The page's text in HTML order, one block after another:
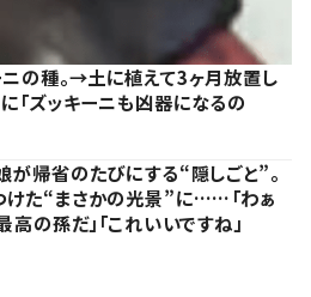
の種。→土に植えて3ヶ月放置し
「ズッキーニも凶器になるの
が帰省のたびにする“隠しごと”。
けた“まさかの光景”に……「わぁ
最高の孫だ」「これいいですね」